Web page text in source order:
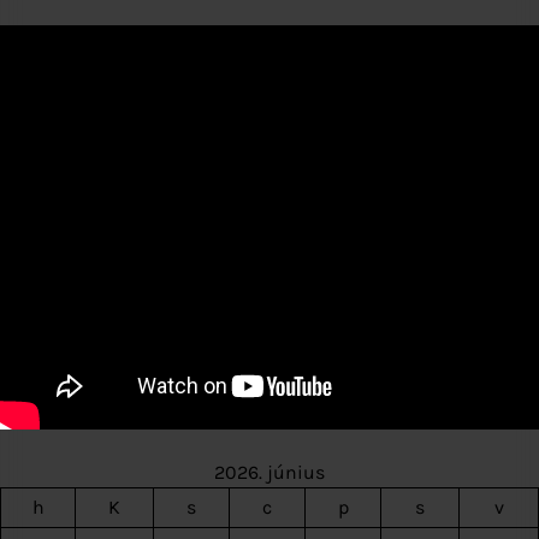
2026. június
h
K s c p s
v